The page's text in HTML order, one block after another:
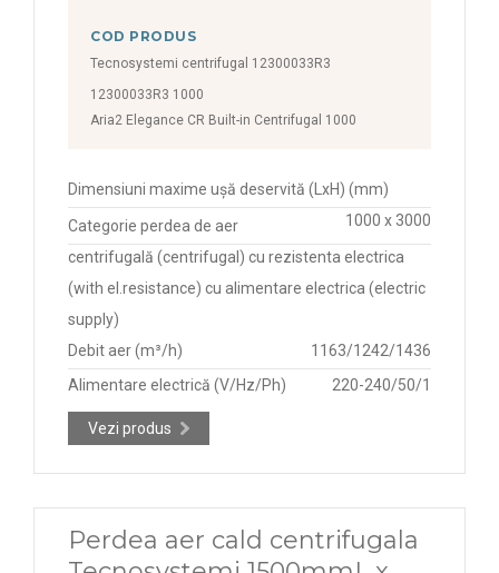
COD PRODUS
Tecnosystemi centrifugal 12300033R3
12300033R3 1000
Aria2 Elegance CR Built-in Centrifugal 1000
Dimensiuni maxime ușă deservită (LxH) (mm)
1000 x 3000
Categorie perdea de aer
centrifugală (centrifugal) cu rezistenta electrica
(with el.resistance) cu alimentare electrica (electric
supply)
Debit aer (m³/h)
1163/1242/1436
Alimentare electrică (V/Hz/Ph)
220-240/50/1
Vezi produs
Perdea aer cald centrifugala